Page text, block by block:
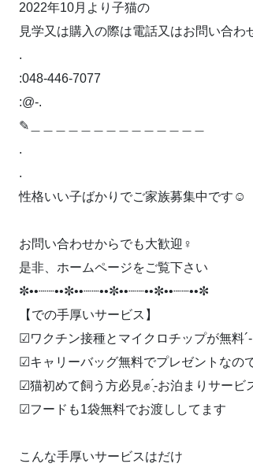
2022年10月より子猫の
見学又は購入の際は電話又はお問い合わ
.
:048-446-7077
:@-.
✎︎＿＿＿＿＿＿＿＿＿＿＿＿＿＿
.
.
性格いい子ばかりでご家族募集中です☺️
お問い合わせからでも大歓迎‍♀️
是非、ホームページをご覧下さい
✼••┈┈••✼••┈┈••✼••┈┈••✼••┈┈••✼
【での手厚いサービス】
︎︎︎︎☑︎ワクチン接種とマイクロチップが無料︎´-
︎︎︎︎☑︎キャリーバッグ無料でプレゼントなの
︎︎︎︎☑︎猫初めて飼う方必見✊ ̖́-お泊まりサービ
︎︎︎︎☑︎フードも1袋無料でお渡ししてます
こんな手厚いサービスはだけ